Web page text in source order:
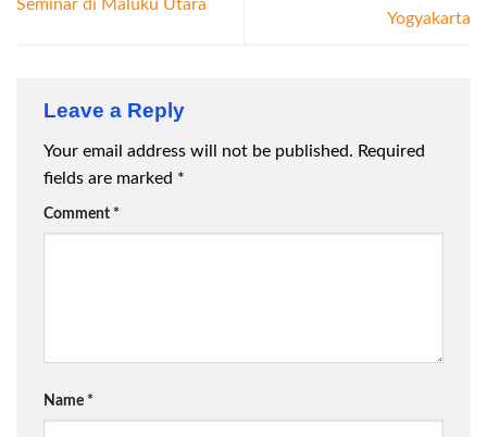
Seminar di Maluku Utara
Yogyakarta
Leave a Reply
Your email address will not be published. Required
fields are marked *
Comment *
Name *